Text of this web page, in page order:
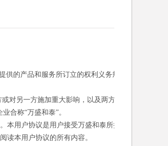
的产品和服务所订立的权利义务规
对另一方施加重大影响，以及两方或
合称“万盛和泰”。
本用户协议是用户接受万盛和泰所提
读本用户协议的所有内容。